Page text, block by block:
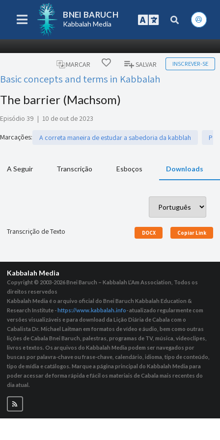
BNEI BARUCH
Kabbalah Media
MARCAR SALVAR INSCREVER-SE
Basic concepts and terms in Kabbalah
The barrier (Machsom)
Episódio 39 | 10 de out de 2023
Marcações: A correta maneira de estudar a sabedoria da kabblah
A Seguir Transcrição Esboços Downloads
Transcrição de Texto DOCX Copiar Link
Kabbalah Media
Copyright © 2003-2026Bnei Baruch – Kabbalah L’Am Association, Todos os
direitos reservedos
Kabbalah Media é o arquivo oficial do Bnei Baruch Kabbalah Education &
Research Institute - https://www.kabbalah.info- atualizado regularmente com
versões visualizáveis ​​e para download da Lição Diária de Cabala com o
Cabalista Dr. Michael Laitman em formatos de vídeo e áudio, bem como outras
lições de Cabala Bnei Baruch, palestras, programas de TV, música, videoclipes,
livros e textos. Os arquivos do Kabbalah Media podem ser navegados por
buscas por palavra-chave ou frase-chave, calendário, idioma, tipo de conteúdo,
tipo de mídia e catálogos. Marque a página principal do Kabbalah Media para
poder acessar de forma rápida e fácil os materiais de Cabala mais recentes do
dia atual.